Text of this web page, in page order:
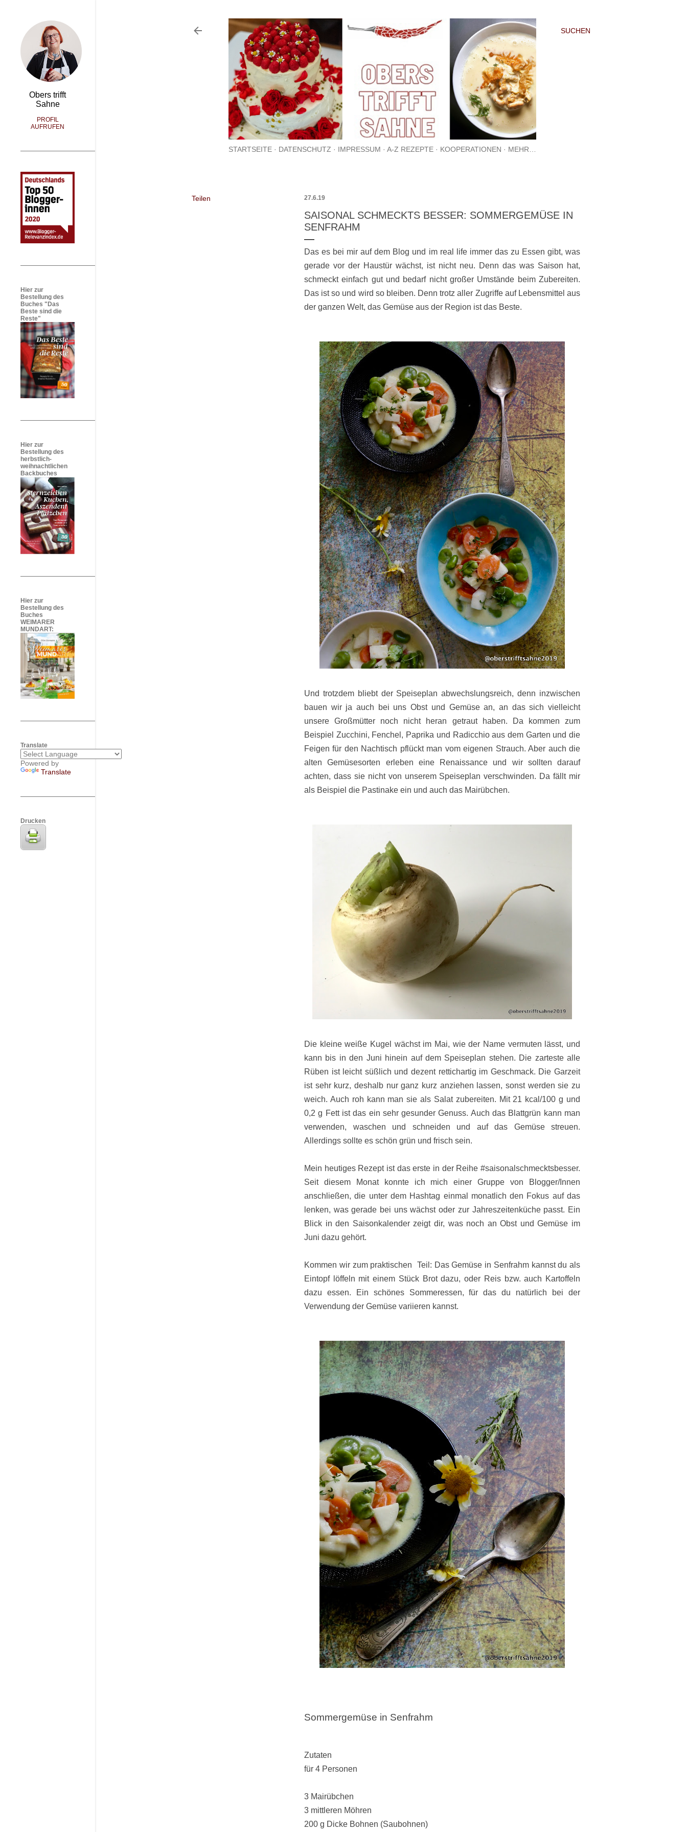
SUCHEN
STARTSEITE DATENSCHUTZ IMPRESSUM A-Z REZEPTE KOOPERATIONEN MEHR…
Teilen 27.6.19
SAISONAL SCHMECKTS BESSER: SOMMERGEMÜSE IN
SENFRAHM
Das es bei mir auf dem Blog und im real life immer das zu Essen gibt, was
gerade vor der Haustür wächst, ist nicht neu. Denn das was Saison hat,
schmeckt einfach gut und bedarf nicht großer Umstände beim Zubereiten.
Das ist so und wird so bleiben. Denn trotz aller Zugriffe auf Lebensmittel aus
der ganzen Welt, das Gemüse aus der Region ist das Beste.
Und trotzdem bliebt der Speiseplan abwechslungsreich, denn inzwischen
bauen wir ja auch bei uns Obst und Gemüse an, an das sich vielleicht
unsere Großmütter noch nicht heran getraut haben. Da kommen zum
Beispiel Zucchini, Fenchel, Paprika und Radicchio aus dem Garten und die
Feigen für den Nachtisch pflückt man vom eigenen Strauch. Aber auch die
alten Gemüsesorten erleben eine Renaissance und wir sollten darauf
achten, dass sie nicht von unserem Speiseplan verschwinden. Da fällt mir
als Beispiel die Pastinake ein und auch das Mairübchen.
Die kleine weiße Kugel wächst im Mai, wie der Name vermuten lässt, und
kann bis in den Juni hinein auf dem Speiseplan stehen. Die zarteste alle
Rüben ist leicht süßlich und dezent rettichartig im Geschmack. Die Garzeit
ist sehr kurz, deshalb nur ganz kurz anziehen lassen, sonst werden sie zu
weich. Auch roh kann man sie als Salat zubereiten. Mit 21 kcal/100 g und
0,2 g Fett ist das ein sehr gesunder Genuss. Auch das Blattgrün kann man
verwenden, waschen und schneiden und auf das Gemüse streuen.
Allerdings sollte es schön grün und frisch sein.
Mein heutiges Rezept ist das erste in der Reihe #saisonalschmecktsbesser.
Seit diesem Monat konnte ich mich einer Gruppe von Blogger/Innen
anschließen, die unter dem Hashtag einmal monatlich den Fokus auf das
lenken, was gerade bei uns wächst oder zur Jahreszeitenküche passt. Ein
Blick in den Saisonkalender zeigt dir, was noch an Obst und Gemüse im
Juni dazu gehört.
Kommen wir zum praktischen Teil: Das Gemüse in Senfrahm kannst du als
Eintopf löffeln mit einem Stück Brot dazu, oder Reis bzw. auch Kartoffeln
dazu essen. Ein schönes Sommeressen, für das du natürlich bei der
Verwendung der Gemüse variieren kannst.
Sommergemüse in Senfrahm
Zutaten
für 4 Personen
3 Mairübchen
3 mittleren Möhren
200 g Dicke Bohnen (Saubohnen)
Obers trifft
Sahne
PROFIL
AUFRUFEN
Hier zur
Bestellung des
Buches "Das
Beste sind die
Reste"
Hier zur
Bestellung des
herbstlich-
weihnachtlichen
Backbuches
Hier zur
Bestellung des
Buches
WEIMARER
MUNDART:
Translate
Powered by
Translate
Drucken